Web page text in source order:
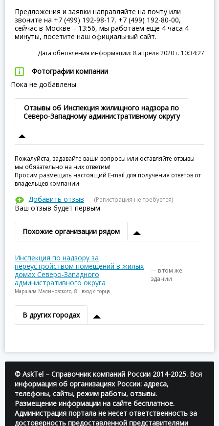
Предложения и заявки направляйте на почту или
звоните на +7 (499) 192-98-17, +7 (499) 192-80-00,
сейчас в Москве – 13:56, мы работаем еще 4 часа 4
минуты, посетите наш официальный сайт.
Дата обновления информации: 8 апреля 2020 г. 10:34:27
Фотографии компании
Пока не добавлены
Отзывы об Инспекция жилищного надзора по
Северо-Западному административному округу
Пожалуйста, задавайте ваши вопросы или оставляйте отзывы –
мы обязательно на них ответим!
Просим размещать настоящий E-mail для получения ответов от
владельцев компании
Добавить отзыв (Регистрация не требуется)
Ваш отзыв будет первым
Похожие организации рядом
Инспекция по надзору за
переустройством помещений в жилых
домах Северо-Западного
административного округа
Маршала Малиновского, 8 - вход с торца
— в том же
здании
В других городах
© AskTel – Справочник компаний России 2014-2025. Вся
информация об организациях России: адреса,
телефоны, сайты, режим работы, отзывы.
Размещение информации на сайте бесплатное.
Администрация портала не несет ответственность за
достоверность предоставленной представителями